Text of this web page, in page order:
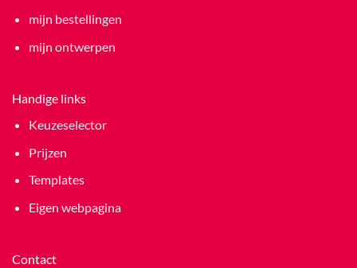
mijn bestellingen
mijn ontwerpen
Handige links
Keuzeselector
Prijzen
Templates
Eigen webpagina
Contact